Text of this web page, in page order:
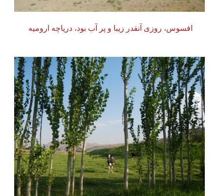
افسوس، روزی آنقدر زیبا و پر آب بود، دریاچه ارومیه